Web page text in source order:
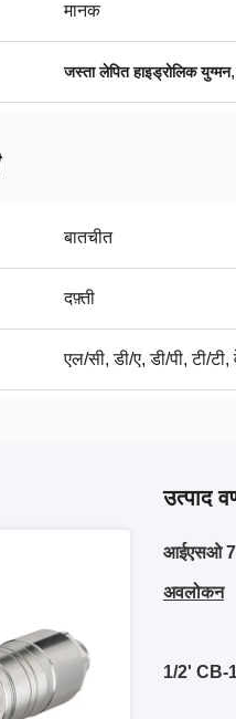
मानक
जस्ता लेपित हाइड्रोलिक युग्मन
बातचीत
दफ़्ती
एल/सी, डी/ए, डी/पी, टी/टी,
उत्पाद
आईएसओ
अवलोकन
1/2' CB-1